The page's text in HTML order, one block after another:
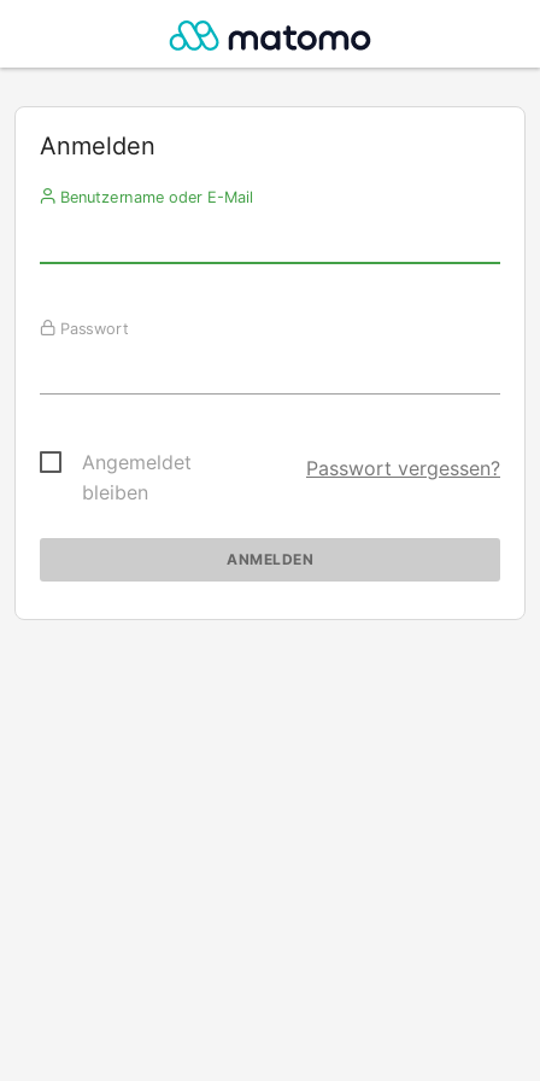
Anmelden
Benutzername oder E-Mail
Passwort
Angemeldet
bleiben
Passwort vergessen?